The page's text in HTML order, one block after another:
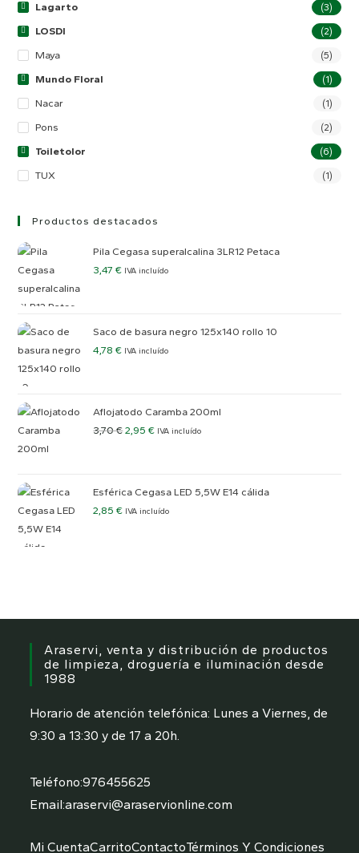
Lagarto (3)
LOSDI (2)
Maya (5)
Mundo Floral (1)
Nacar (1)
Pons (2)
Toiletolor (6)
TUX (1)
Productos destacados
Pila Cegasa superalcalina 3LR12 Petaca
3,47€ IVA incluído
Saco de basura negro 125x140 rollo 10
4,78€ IVA incluído
Aflojatodo Caramba 200ml
3,70€ 2,95€ IVA incluído
Esférica Cegasa LED 5,5W E14 cálida
2,85€ IVA incluído
Araservi, venta y distribución de productos
de limpieza, droguería e iluminación desde
1988
Horario de atención telefónica: Lunes a Viernes, de
9:30 a 13:30 y de 17 a 20h.
Teléfono:976455625
Email:araservi@araservionline.com
Mi CuentaCarritoContactoTérminos Y Condiciones